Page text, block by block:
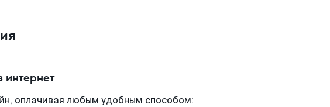
интернет
оплачивая любым удобным способом: